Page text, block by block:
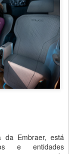
da Embraer, está
e entidades